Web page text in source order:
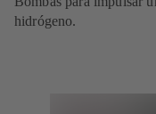
hidrógeno.